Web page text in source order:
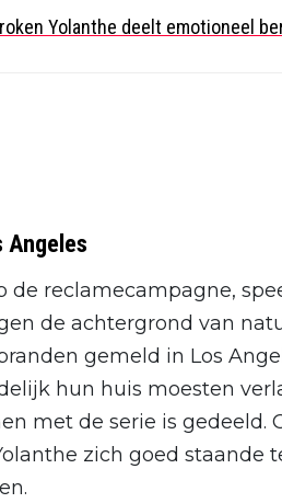
Yolanthe deelt emotioneel
Angeles
de reclamecampagne,
de achtergrond van
gemeld in Los
hun huis moesten
met de serie is gedeeld.
zich goed staande